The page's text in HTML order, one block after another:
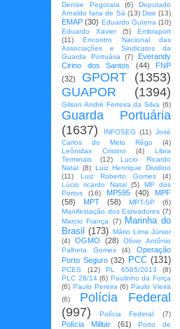
Denise Pegorara (6)
Deputado
Arnaldo faria de Sá (13) Dise (13)
EMAP (30) Eduardo Guterra (10)
Eduardo Xavier
(5)
Embraport
(11)
Encontro Nacional das
Associações e Sindicatos da
Guarda Portuária
(7)
Everandy
Cirino dos Santos
(44)
FNP
(32)
GPORT (1353)
GUAPOR
(1394)
Gilson André Ferreira da Silva (6)
Guarda Portuária
(1637)
INFOSEG (11) José
Carlos do Melo Rêgo
(4)
Leônidas Cristino
(4)
Libra
Terminais
(12)
Lucio Ricardo
Natal (8) Luiz Henrique Dividino
(11)
Luiz Roberto Gomes
(4)
Lúcio ricardo Natal (5)
MP dos
Portos
(16) MP595 (40)
MPF
(58)
MPT (58) MPT-SP
(6)
Manifestação dos Estivadores (7)
Marcio França
(7)
Marinha do
Brasil
(173) Mário Lima Júnior
(4)
OGMO (28)
Olívio Antônio
Palheta Gomes
(4)
Operação
Porto Seguro (32) PCC (131)
PCES (12) PL 6565/2013
(8)
PLC 28/14 (6) Paulinho da Força
(6) Paulo Pereira (6) Paulo Vieira
(6)
Polícia Federal
(997)
Polícia Federal. (7)
Polícia Militar (61)
Porto de